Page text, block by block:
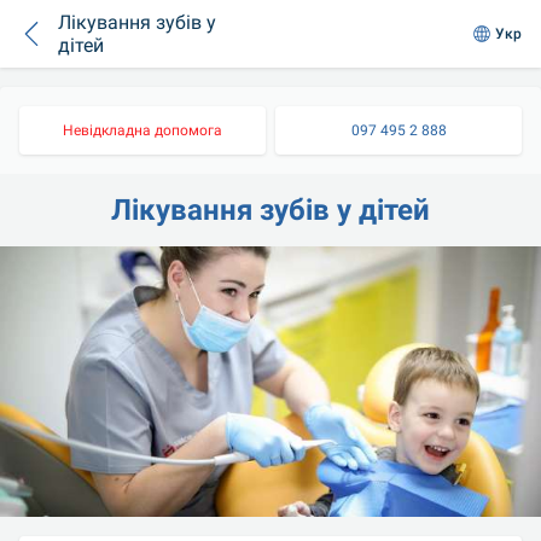
Лікування зубів у
дітей
Укр
Невідкладна допомога 097 495 2 888
Лікування зубів у дітей